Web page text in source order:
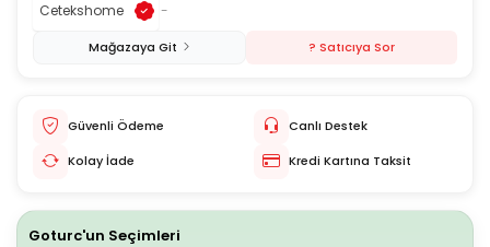
Cetekshome -
Mağazaya Git ? Satıcıya Sor
Güvenli Ödeme
Canlı Destek
Kolay İade
Kredi Kartına Taksit
Goturc'un Seçimleri